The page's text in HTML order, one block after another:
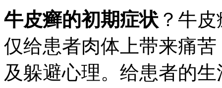
牛皮癣的初期症状 ？牛
仅给患者肉体上带来痛
及躲避心理。给患者的